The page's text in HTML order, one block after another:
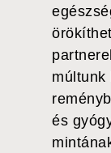
múltunk
és